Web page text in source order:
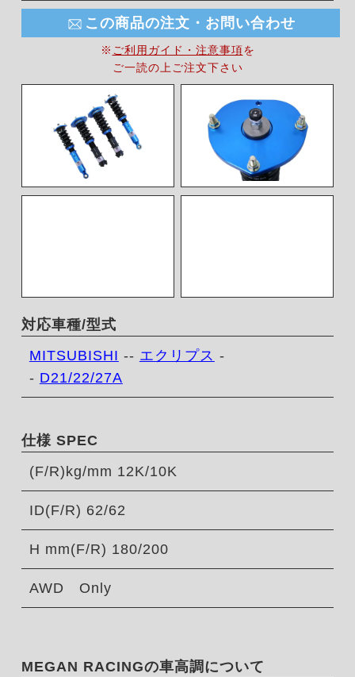
この商品の注文・お問い合わせ
※ ご利用ガイド・注意事項を
ご一読の上ご注文下さい
対応車種/型式
MITSUBISHI -- エクリプス -
- D21/22/27A
仕様 SPEC
(F/R)kg/mm 12K/10K
ID(F/R) 62/62
H mm(F/R) 180/200
AWD Only
MEGAN RACINGの車高調について